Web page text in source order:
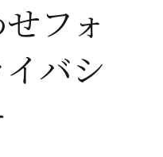
フォ
バシ